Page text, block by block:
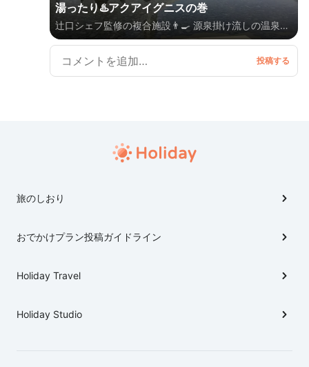
湯ったり♨️アクアイグニスの巻
辻口シェフ監修の複合施設👨‍🍳 源泉掛け流しの温泉、
カフェ、パン屋、レストラン、広場があります💗
旅のしおり
おでかけプラン投稿ガイドライン
Holiday Travel
Holiday Studio